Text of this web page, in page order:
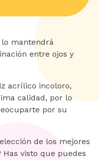
mantendrá
entre ojos y
acrílico incoloro,
calidad, por lo
por su
de los mejores
visto que puedes